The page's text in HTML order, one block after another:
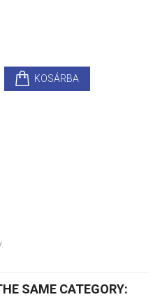
KOSÁRBA
SAME CATEGORY: